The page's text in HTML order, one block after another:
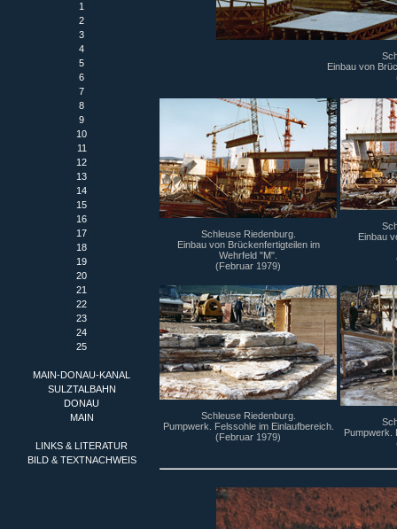
1
2
3
4
5
6
7
8
9
10
11
12
13
14
15
16
17
18
19
20
21
22
23
24
25
MAIN-DONAU-KANAL
SULZTALBAHN
DONAU
MAIN
LINKS & LITERATUR
BILD & TEXTNACHWEIS
Einbau von
Schleuse Riedenburg.
Einbau von Brückenfertigteilen im
Wehrfeld "M".
(Februar 1979)
Einbau
Schleuse Riedenburg.
Pumpwerk. Felssohle im Einlaufbereich.
(Februar 1979)
Pumpwerk.